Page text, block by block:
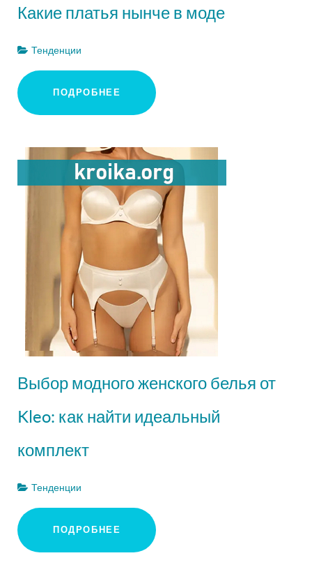
Какие платья нынче в моде
Тенденции
ПОДРОБНЕЕ
Выбор модного женского белья от
Kleo: как найти идеальный
комплект
Тенденции
ПОДРОБНЕЕ